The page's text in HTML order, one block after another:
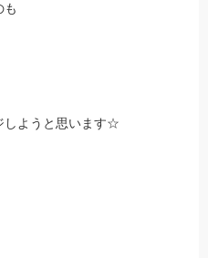
も
しようと思います☆